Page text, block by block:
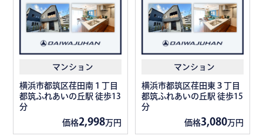
マンション
横浜市都筑区荏田南１丁目
都筑ふれあいの丘駅 徒歩13
分
価格2,998万円
マンション
横浜市都筑区荏田東３丁目
都筑ふれあいの丘駅 徒歩15
分
価格3,080万円